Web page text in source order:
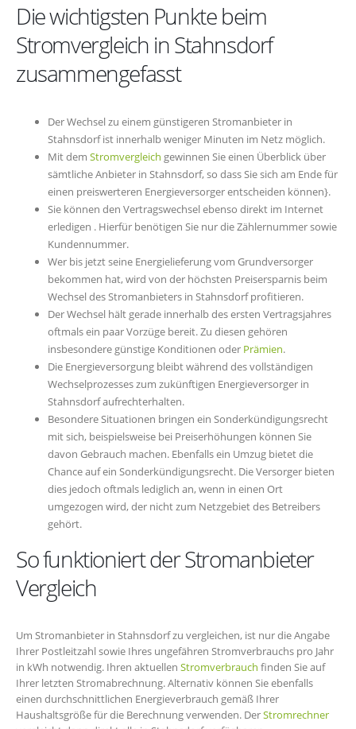
Die wichtigsten Punkte beim
Stromvergleich in Stahnsdorf
zusammengefasst
Der Wechsel zu einem günstigeren Stromanbieter in
Stahnsdorf ist innerhalb weniger Minuten im Netz möglich.
Mit dem Stromvergleich gewinnen Sie einen Überblick über
sämtliche Anbieter in Stahnsdorf, so dass Sie sich am Ende für
einen preiswerteren Energieversorger entscheiden können}.
Sie können den Vertragswechsel ebenso direkt im Internet
erledigen . Hierfür benötigen Sie nur die Zählernummer sowie
Kundennummer.
Wer bis jetzt seine Energielieferung vom Grundversorger
bekommen hat, wird von der höchsten Preisersparnis beim
Wechsel des Stromanbieters in Stahnsdorf profitieren.
Der Wechsel hält gerade innerhalb des ersten Vertragsjahres
oftmals ein paar Vorzüge bereit. Zu diesen gehören
insbesondere günstige Konditionen oder Prämien.
Die Energieversorgung bleibt während des vollständigen
Wechselprozesses zum zukünftigen Energieversorger in
Stahnsdorf aufrechterhalten.
Besondere Situationen bringen ein Sonderkündigungsrecht
mit sich, beispielsweise bei Preiserhöhungen können Sie
davon Gebrauch machen. Ebenfalls ein Umzug bietet die
Chance auf ein Sonderkündigungsrecht. Die Versorger bieten
dies jedoch oftmals lediglich an, wenn in einen Ort
umgezogen wird, der nicht zum Netzgebiet des Betreibers
gehört.
So funktioniert der Stromanbieter
Vergleich
Um Stromanbieter in Stahnsdorf zu vergleichen, ist nur die Angabe
Ihrer Postleitzahl sowie Ihres ungefähren Stromverbrauchs pro Jahr
in kWh notwendig. Ihren aktuellen Stromverbrauch finden Sie auf
Ihrer letzten Stromabrechnung. Alternativ können Sie ebenfalls
einen durchschnittlichen Energieverbrauch gemäß Ihrer
Haushaltsgröße für die Berechnung verwenden. DerStromrechner